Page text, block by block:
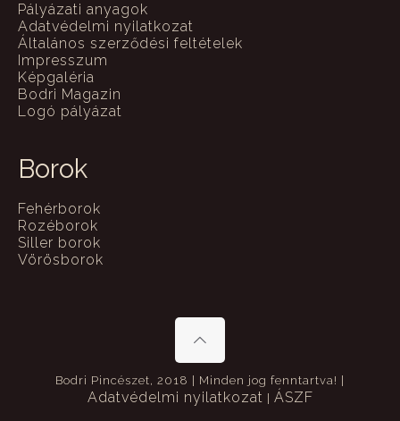
Pályázati anyagok
Adatvédelmi nyilatkozat
Általános szerződési feltételek
Impresszum
Képgaléria
Bodri Magazin
Logó pályázat
Borok
Fehérborok
Rozéborok
Siller borok
Vörösborok
Bodri Pincészet, 2018 | Minden jog fenntartva! |
Adatvédelmi nyilatkozat ÁSZF